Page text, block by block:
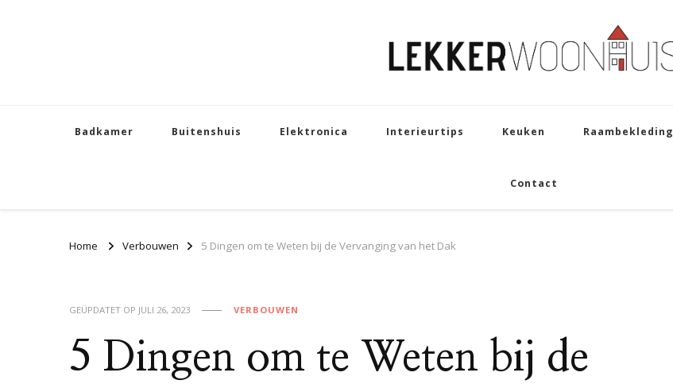
Badkamer Buitenshuis Elektronica Interieurtips Keuken Raambekleding
Contact
Home Verbouwen 5 Dingen om te Weten bij de Vervanging van het Dak
GEÜPDATET OP JULI 26, 2023 VERBOUWEN
5 Dingen om te Weten bij de